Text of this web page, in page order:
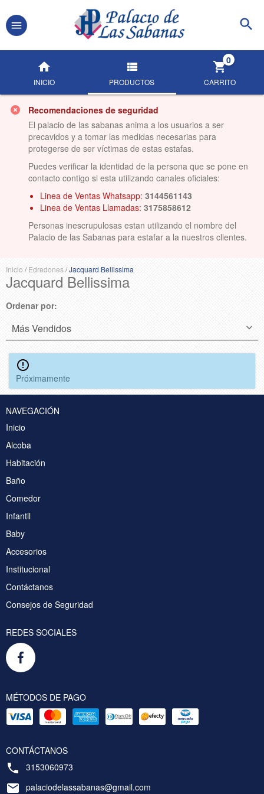
INICIO PRODUCTOS CARRITO
0
Recomendaciones de seguridad
El palacio de las sabanas anima a los usuarios a ser
precavidos y a tomar las medidas necesarias para
protegerse de ser víctimas de estas estafas.
Puedes verificar la identidad de la persona que se pone en
contacto contigo si esta utilizando canales oficiales:
Linea de Ventas Whatsapp: 3144561143
Linea de Ventas Llamadas: 3175858612
Personas inescrupulosas estan utilizando el nombre del
Palacio de las Sabanas para estafar a la nuestros clientes.
Inicio / Edredones/Jacquard Bellissima
Jacquard Bellissima
Ordenar por:
Próximamente
NAVEGACIÓN
Inicio
Alcoba
Habitación
Baño
Comedor
Infantil
Baby
Accesorios
Institucional
Contáctanos
Consejos de Seguridad
REDES SOCIALES
MÉTODOS DE PAGO
CONTÁCTANOS
3153060973
palaciodelassabanas@gmail.com